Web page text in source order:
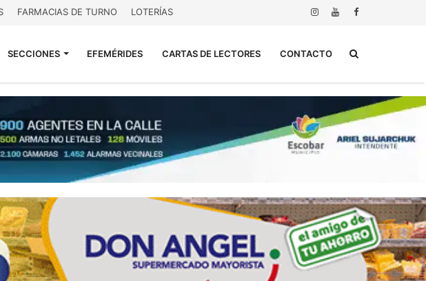
FARMACIAS DE TURNO LOTERÍAS
SECCIONES EFEMÉRIDES CARTAS DE LECTORES CONTACTO